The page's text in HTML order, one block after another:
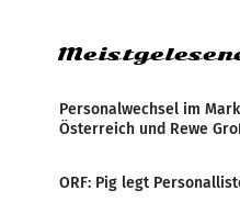
Personalwechsel im
Österreich und Rewe
ORF: Pig legt